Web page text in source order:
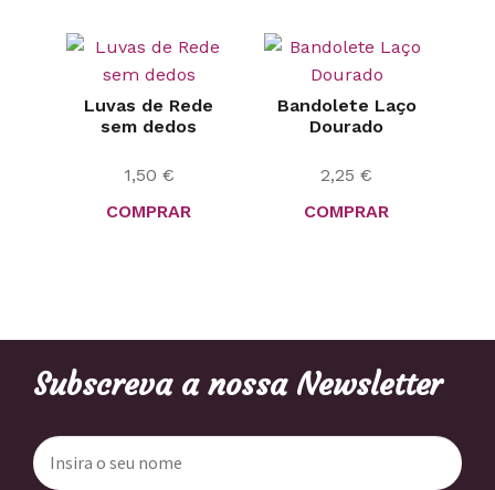
Luvas de Rede
sem dedos
1,50 €
COMPRAR
Bandolete Laço
Dourado
2,25 €
COMPRAR
Subscreva a nossa Newsletter